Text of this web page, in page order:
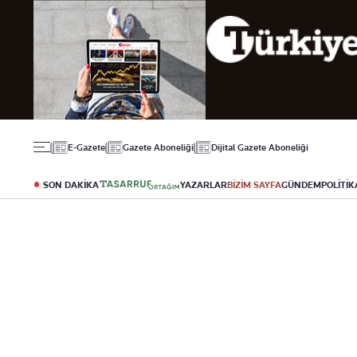
E-Gazete Gazete Aboneliği Dijital Gazete Aboneliği
SON DAKİKA YAZARLARBİZİM SAYFAGÜNDEM
Politika
Ekonomi
Borsa
Altın
Döviz
Hisse Senedi
Kripto Para
T-Otomobil
Futbol
Puan Durumu